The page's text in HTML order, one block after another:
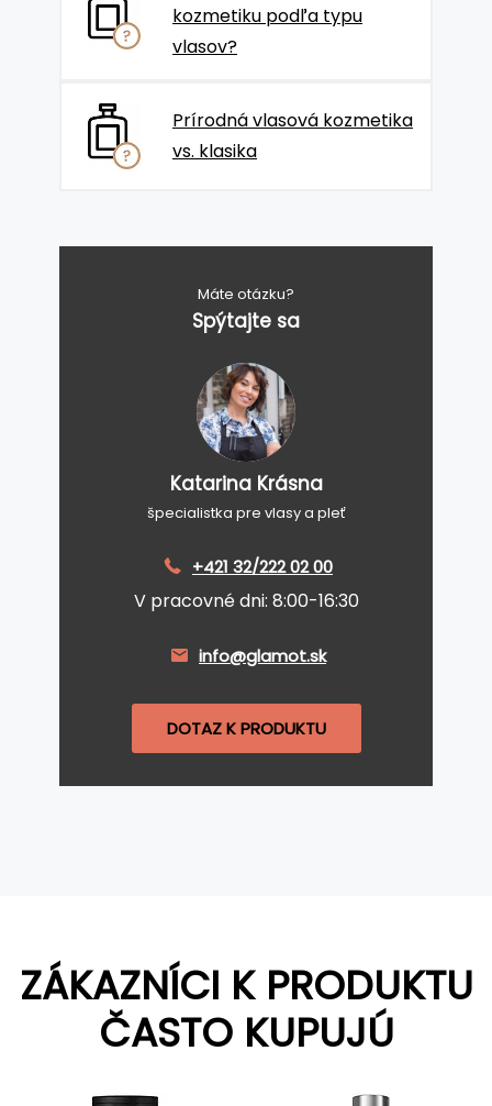
kozmetiku podľa typu
vlasov?
Prírodná vlasová kozmetika
vs. klasika
Máte otázku?
Spýtajte sa
Katarina Krásna
špecialistka pre vlasy a pleť
+421 32/222 02 00
V pracovné dni: 8:00-16:30
info@glamot.sk
DOTAZ K PRODUKTU
ZÁKAZNÍCI K PRODUKTU
ČASTO KUPUJÚ